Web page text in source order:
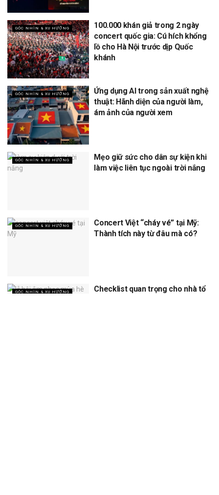
GÓC NHÌN & XU HƯỚNG
100.000 khán giả trong 2 ngày
concert quốc gia: Cú hích khổng
lồ cho Hà Nội trước dịp Quốc
khánh
GÓC NHÌN & XU HƯỚNG
Ứng dụng AI trong sản xuất nghệ
thuật: Hãnh diện của người làm,
ám ảnh của người xem
GÓC NHÌN & XU HƯỚNG
Mẹo giữ sức cho dân sự kiện khi
làm việc liên tục ngoài trời nắng
GÓC NHÌN & XU HƯỚNG
Concert Việt “cháy vé” tại Mỹ:
Thành tích này từ đâu mà có?
GÓC NHÌN & XU HƯỚNG
Checklist quan trọng cho nhà tổ